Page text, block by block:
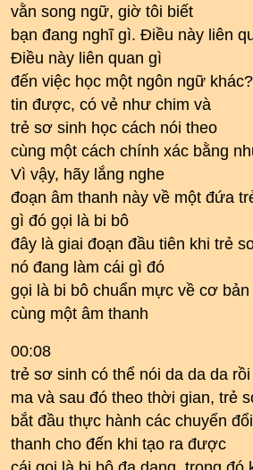
vằn song ngữ, giờ tôi biết
bạn đang nghĩ gì. Điều này liên
Điều này liên quan gì
đến việc học một ngôn ngữ
tin được, có vẻ như chim và
trẻ sơ sinh học cách nói theo
cùng một cách chính xác bằng
Vì vậy, hãy lắng nghe
đoạn âm thanh này về một đứa
gì đó gọi là bi bô
đây là giai đoạn đầu tiên khi trẻ
nó đang làm cái gì đó
gọi là bi bô chuẩn mực về cơ
cùng một âm thanh
00:08
trẻ sơ sinh có thể nói da da da
ma và sau đó theo thời gian, trẻ
bắt đầu thực hành các chuyển
thanh cho đến khi tạo ra được